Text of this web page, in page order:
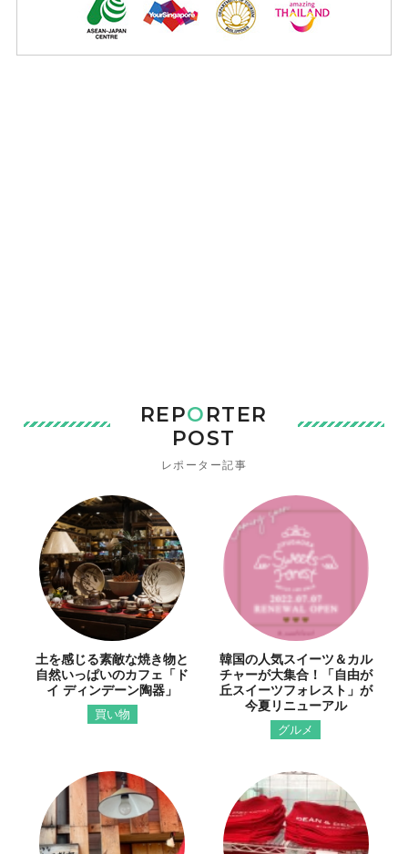
REPORTER
POST
レポーター記事
土を感じる素敵な焼き物と
自然いっぱいのカフェ「ド
イ ディンデーン陶器」
買い物
韓国の人気スイーツ＆カル
チャーが大集合！「自由が
丘スイーツフォレスト」が
今夏リニューアル
グルメ